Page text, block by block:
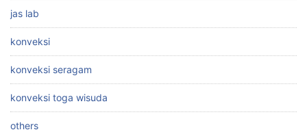
jas lab
konveksi
konveksi seragam
konveksi toga wisuda
others